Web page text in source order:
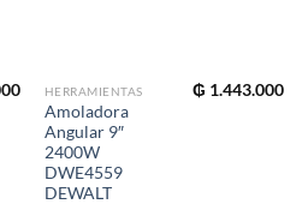
HERRAMIENTAS
Amoladora
Angular 9″
2400W
DWE4559
DEWALT
₲ 1.443.000